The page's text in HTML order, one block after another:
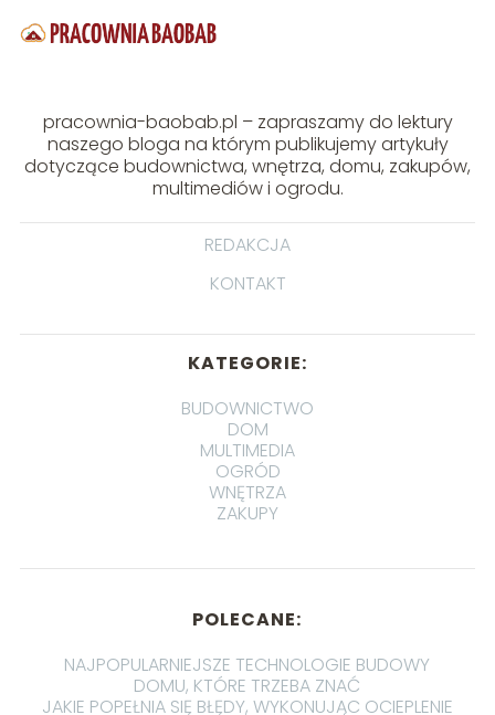
pracownia-baobab.pl – zapraszamy do lektury
naszego bloga na którym publikujemy artykuły
dotyczące budownictwa, wnętrza, domu, zakupów,
multimediów i ogrodu.
REDAKCJA
KONTAKT
KATEGORIE:
BUDOWNICTWO
DOM
MULTIMEDIA
OGRÓD
WNĘTRZA
ZAKUPY
POLECANE:
NAJPOPULARNIEJSZE TECHNOLOGIE BUDOWY
DOMU, KTÓRE TRZEBA ZNAĆ
JAKIE POPEŁNIA SIĘ BŁĘDY, WYKONUJĄC OCIEPLENIE